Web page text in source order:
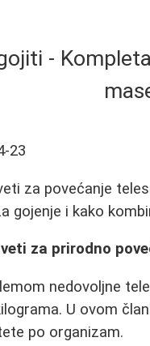
-
23
za povećanje
gojenje i kako
za prirodno
nedovoljne
U ovom
po organizam.